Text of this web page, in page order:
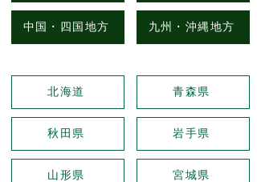
中国・四国地方 九州・沖縄地方
北海道
秋田県
山形県
青森県
岩手県
宮城県